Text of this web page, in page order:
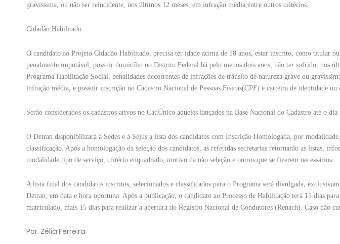
gravíssima, ou não ser reincidente, nos últimos 12 meses, em infração média,entre outros critérios.
Cidadão Habilitado
O candidato ao Projeto Cidadão Habilitado, precisa ter idade acima de 18 anos, estar inscrito, como titular
penalmente imputável, possuir domicílio no Distrito Federal há pelo menos dois anos; não ter sofrido, nos
Programa Habilitação Social, penalidades decorrentes de infrações de trânsito de natureza grave ou
infração média, e possuir inscrição no Cadastro Nacional de Pessoas Físicas(CPF) e carteira de identidade ou
Serão considerados os cadastros ativos no CadÚnico aqueles lançados na Base Nacional do Cadastro até o
O Detran disponibilizará à Sedes e à Sejus a lista dos candidatos com Inscrição Homologada, por
classificação. Após a homologação da seleção dos candidatos, as referidas secretarias retornarão as listas,
modalidade,tipo de serviço, critério enquadrado, motivo da não seleção e outros que se fizerem necessários.
A lista final dos candidatos inscritos, selecionados e classificados para o Programa será divulgada,
Detran, em data e hora oportuna. Após a publicação, o candidato ao Processo de Habilitação terá 15 dias
matriculado, mais 15 dias para realizar a abertura do Registro Nacional de Condutores (Renach). Caso não
Por: Zélia Ferreira